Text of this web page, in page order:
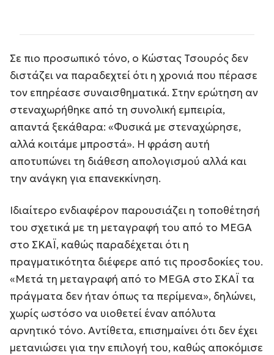
Σε πιο προσωπικό τόνο, ο Κώστας Τσουρός δεν
διστάζει να παραδεχτεί ότι η χρονιά που πέρασε
τον επηρέασε συναισθηματικά. Στην ερώτηση αν
στεναχωρήθηκε από τη συνολική εμπειρία,
απαντά ξεκάθαρα: «Φυσικά με στεναχώρησε,
αλλά κοιτάμε μπροστά». Η φράση αυτή
αποτυπώνει τη διάθεση απολογισμού αλλά και
την ανάγκη για επανεκκίνηση.
Ιδιαίτερο ενδιαφέρον παρουσιάζει η τοποθέτησή
του σχετικά με τη μεταγραφή του από το MEGA
στο ΣΚΑΪ, καθώς παραδέχεται ότι η
πραγματικότητα διέφερε από τις προσδοκίες του.
«Μετά τη μεταγραφή από το MEGA στο ΣΚΑΪ τα
πράγματα δεν ήταν όπως τα περίμενα», δηλώνει,
χωρίς ωστόσο να υιοθετεί έναν απόλυτα
αρνητικό τόνο. Αντίθετα, επισημαίνει ότι δεν έχει
μετανιώσει για την επιλογή του, καθώς αποκόμισε